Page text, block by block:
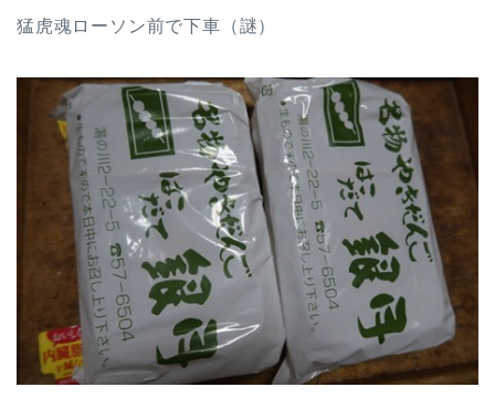
猛虎魂ローソン前で下車（謎）